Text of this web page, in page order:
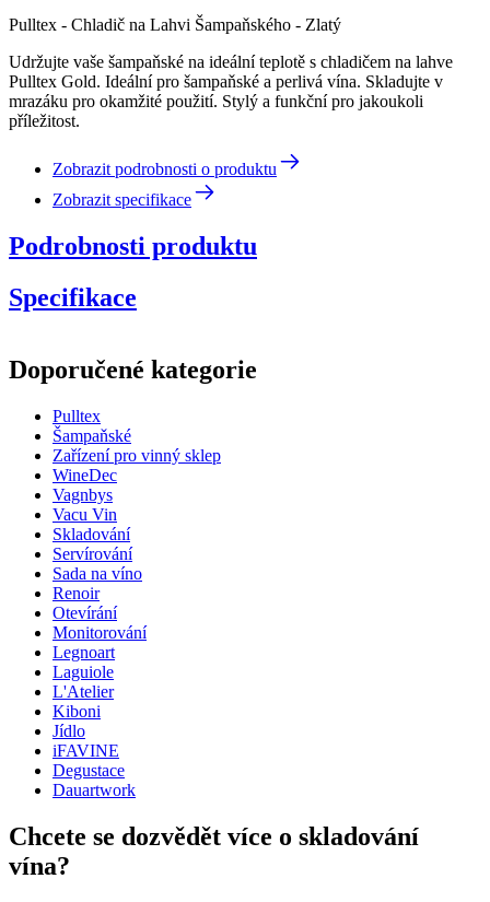
Pulltex - Chladič na Lahvi Šampaňského - Zlatý
Udržujte vaše šampaňské na ideální teplotě s chladičem na lahve
Pulltex Gold. Ideální pro šampaňské a perlivá vína. Skladujte v
mrazáku pro okamžité použití. Stylý a funkční pro jakoukoli
příležitost.
Zobrazit podrobnosti o produktu
Zobrazit specifikace
Podrobnosti produktu
Specifikace
Číslo produktu109-615-00
Rozměry (ŠxVxH cm)
Hmotnost (kg)0.41
Doporučené kategorie
Pulltex
Šampaňské
Zařízení pro vinný sklep
WineDec
Vagnbys
Vacu Vin
Skladování
Servírování
Sada na víno
Renoir
Otevírání
Monitorování
Legnoart
Laguiole
L'Atelier
Kiboni
Jídlo
iFAVINE
Degustace
Dauartwork
Chcete se dozvědět více o skladování
vína?